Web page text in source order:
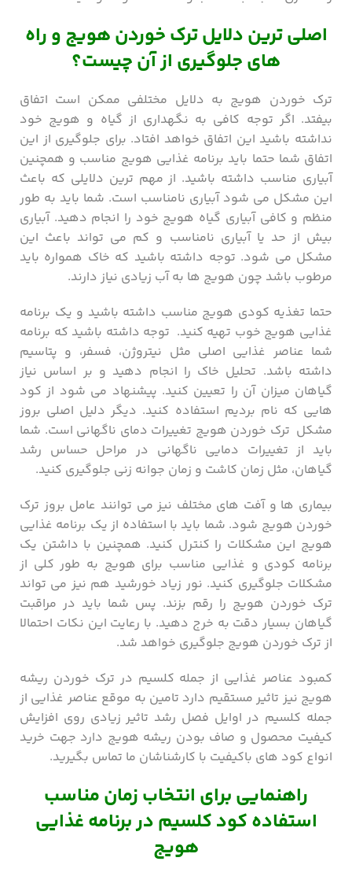
اصلی ترین دلایل ترک خوردن هویج و راه
های جلوگیری از آن چیست؟
ترک خوردن هویج به دلایل مختلفی ممکن است اتفاق
بیفتد. اگر توجه کافی به نگهداری از گیاه و هویج خود
نداشته باشید این اتفاق خواهد افتاد. برای جلوگیری از این
اتفاق شما حتما باید برنامه غذایی هویج مناسب و همچنین
آبیاری مناسب داشته باشید. از مهم ترین دلایلی که باعث
این مشکل می شود آبیاری نامناسب است. شما باید به طور
منظم و کافی آبیاری گیاه هویج خود را انجام دهید. آبیاری
بیش از حد یا آبیاری نامناسب و کم می تواند باعث این
مشکل می شود. توجه داشته باشید که خاک همواره باید
مرطوب باشد چون هویج ها به آب زیادی نیاز دارند.
حتما تغذیه کودی هویج مناسب داشته باشید و یک برنامه
غذایی هویج خوب تهیه کنید. توجه داشته باشید که برنامه
شما عناصر غذایی اصلی مثل نیتروژن، فسفر، و پتاسیم
داشته باشد. تحلیل خاک را انجام دهید و بر اساس نیاز
گیاهان میزان آن را تعیین کنید. پیشنهاد می شود از کود
هایی که نام بردیم استفاده کنید. دیگر دلیل اصلی بروز
مشکل ترک خوردن هویج تغییرات دمای ناگهانی است. شما
باید از تغییرات دمایی ناگهانی در مراحل حساس رشد
گیاهان، مثل زمان کاشت و زمان جوانه‌ زنی جلوگیری کنید.
بیماری ها و آفت های مختلف نیز می توانند عامل بروز ترک
خوردن هویج شود. شما باید با استفاده از یک برنامه غذایی
هویج این مشکلات را کنترل کنید. همچنین با داشتن یک
برنامه کودی و غذایی مناسب برای هویج به طور کلی از
مشکلات جلوگیری کنید. نور زیاد خورشید هم نیز می تواند
ترک خوردن هویج را رقم بزند. پس شما باید در مراقبت
گیاهان بسیار دقت به خرج دهید. با رعایت این نکات احتمالا
از ترک خوردن هویج جلوگیری خواهد شد.
کمبود عناصر غذایی از جمله کلسیم در ترک خوردن ریشه
هویج نیز تاثیر مستقیم دارد تامین به موقع عناصر غذایی از
جمله کلسیم در اوایل فصل رشد تاثیر زیادی روی افزایش
کیفیت محصول و صاف بودن ریشه هویج دارد جهت خرید
انواع کود های باکیفیت با کارشناشان ما تماس بگیرید.
راهنمایی برای انتخاب زمان مناسب
استفاده کود کلسیم در برنامه غذایی
هویج